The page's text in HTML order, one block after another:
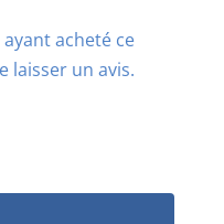
acheté ce
laisser un avis.